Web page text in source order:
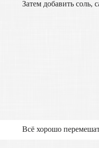
Затем добавить соль,
Всё хорошо